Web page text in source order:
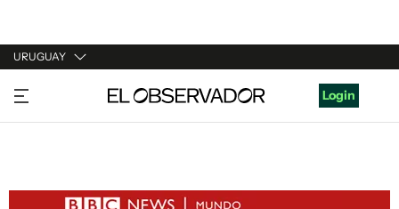
URUGUAY
URUGUAY
ARGENTINA
ESTADOS UNIDOS
Login